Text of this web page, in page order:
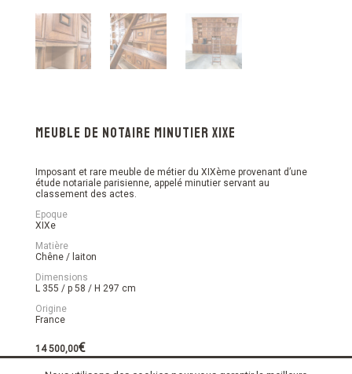
Meuble de notaire minutier XIXe
Imposant et rare meuble de métier du XIXème provenant d’une
étude notariale parisienne, appelé minutier servant au
classement des actes.
Epoque
XIXe
Matière
Chêne / laiton
Dimensions
L 355 / p 58 / H 297 cm
Origine
France
14 500,00€